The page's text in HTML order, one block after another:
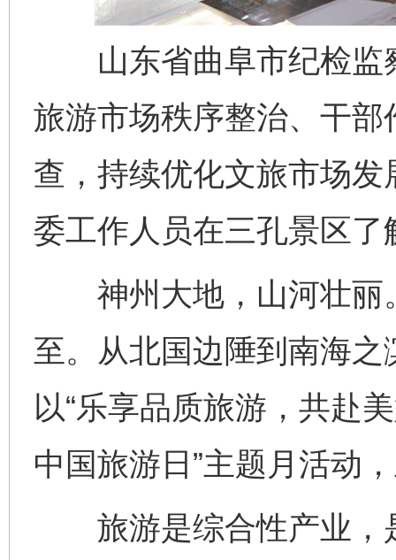
山东省曲阜市纪检监
旅游市场秩序整治、干
查，持续优化文旅市场
委工作人员在三孔景区
神州大地，山河壮丽
至。从北国边陲到南海
以“乐享品质旅游，共赴
中国旅游日”主题月活动
旅游是综合性产业，